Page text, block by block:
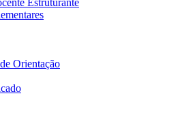
Orientação